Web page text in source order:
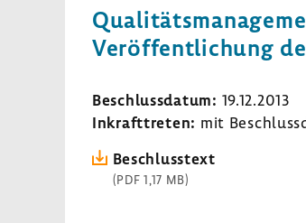
Veröf­fent­li­chung
Beschluss­datum: 19.12.2013
Inkraft­treten: mit
Beschluss­text
(PDF 1,17 MB)